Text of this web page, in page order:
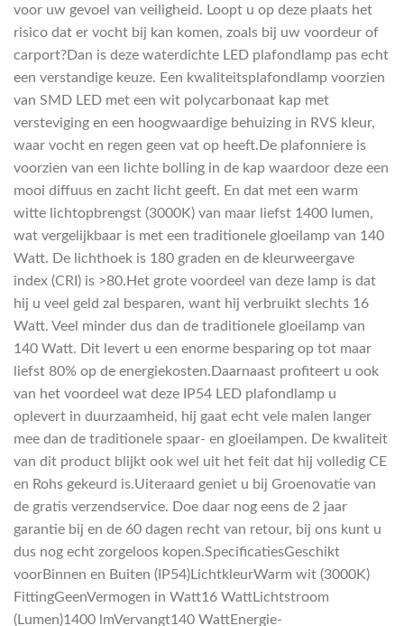
voor uw gevoel van veiligheid. Loopt u op deze plaats het
risico dat er vocht bij kan komen, zoals bij uw voordeur of
carport?Dan is deze waterdichte LED plafondlamp pas echt
een verstandige keuze. Een kwaliteitsplafondlamp voorzien
van SMD LED met een wit polycarbonaat kap met
versteviging en een hoogwaardige behuizing in RVS kleur,
waar vocht en regen geen vat op heeft.De plafonniere is
voorzien van een lichte bolling in de kap waardoor deze een
mooi diffuus en zacht licht geeft. En dat met een warm
witte lichtopbrengst (3000K) van maar liefst 1400 lumen,
wat vergelijkbaar is met een traditionele gloeilamp van 140
Watt. De lichthoek is 180 graden en de kleurweergave
index (CRI) is >80.Het grote voordeel van deze lamp is dat
hij u veel geld zal besparen, want hij verbruikt slechts 16
Watt. Veel minder dus dan de traditionele gloeilamp van
140 Watt. Dit levert u een enorme besparing op tot maar
liefst 80% op de energiekosten.Daarnaast profiteert u ook
van het voordeel wat deze IP54 LED plafondlamp u
oplevert in duurzaamheid, hij gaat echt vele malen langer
mee dan de traditionele spaar- en gloeilampen. De kwaliteit
van dit product blijkt ook wel uit het feit dat hij volledig CE
en Rohs gekeurd is.Uiteraard geniet u bij Groenovatie van
de gratis verzendservice. Doe daar nog eens de 2 jaar
garantie bij en de 60 dagen recht van retour, bij ons kunt u
dus nog echt zorgeloos kopen.SpecificatiesGeschikt
voorBinnen en Buiten (IP54)LichtkleurWarm wit (3000K)
FittingGeenVermogen in Watt16 WattLichtstroom
(Lumen)1400 lmVervangt140 WattEnergie-